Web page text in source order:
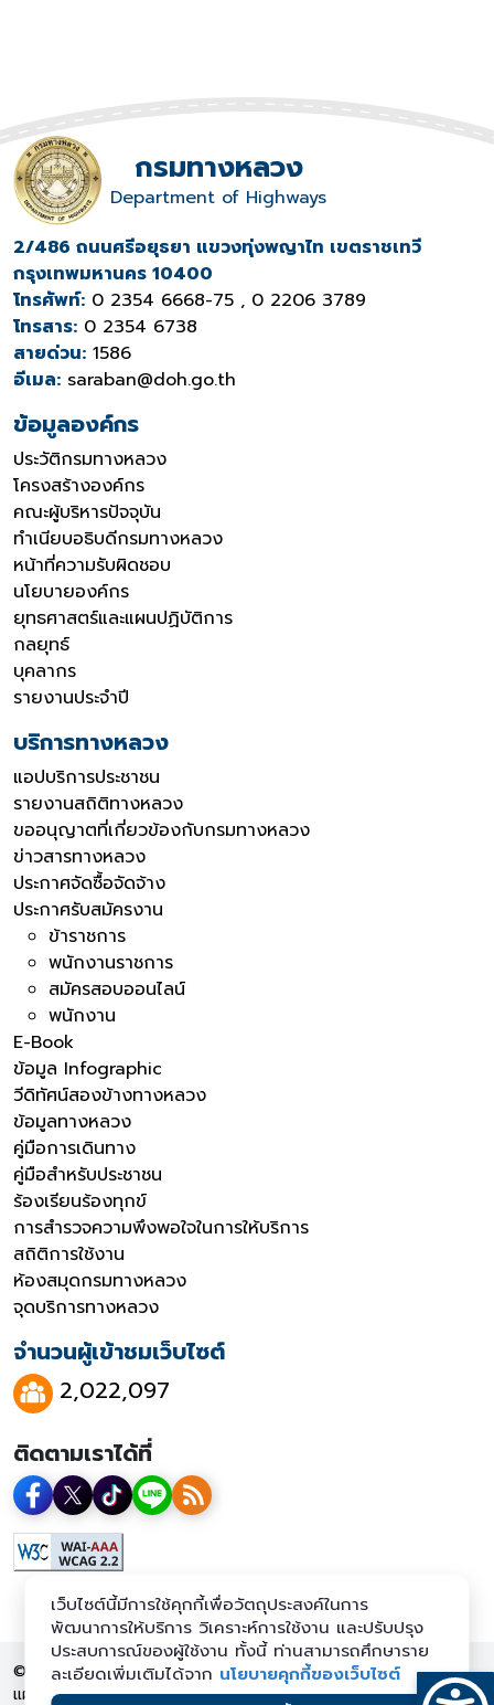
กรมทางหลวง
Department of Highways
2/486 ถนนศรีอยุธยา แขวงทุ่งพญาไท เขตราชเทวี
กรุงเทพมหานคร 10400
โทรศัพท์: 0 2354 6668-75 , 0 2206 3789
โทรสาร: 0 2354 6738
สายด่วน: 1586
อีเมล: saraban@doh.go.th
ข้อมูลองค์กร
ประวัติกรมทางหลวง
โครงสร้างองค์กร
คณะผู้บริหารปัจจุบัน
ทำเนียบอธิบดีกรมทางหลวง
หน้าที่ความรับผิดชอบ
นโยบายองค์กร
ยุทธศาสตร์และแผนปฏิบัติการ
กลยุทธ์
บุคลากร
รายงานประจำปี
บริการทางหลวง
แอปบริการประชาชน
รายงานสถิติทางหลวง
ขออนุญาตที่เกี่ยวข้องกับกรมทางหลวง
ข่าวสารทางหลวง
ประกาศจัดซื้อจัดจ้าง
ประกาศรับสมัครงาน
ข้าราชการ
พนักงานราชการ
สมัครสอบออนไลน์
พนักงาน
E-Book
ข้อมูล Infographic
วีดิทัศน์สองข้างทางหลวง
ข้อมูลทางหลวง
คู่มือการเดินทาง
คู่มือสำหรับประชาชน
ร้องเรียนร้องทุกข์
การสำรวจความพึงพอใจในการให้บริการ
สถิติการใช้งาน
ห้องสมุดกรมทางหลวง
จุดบริการทางหลวง
จำนวนผู้เข้าชมเว็บไซต์
2,022,097
ติดตามเราได้ที่
© 2569 กรมทางหลวง สงวนลิขสิทธิ์
แผนผังเว็บไซต์
นโยบายเว็บไซต์ นโยบายการคุ้มครองข้อมูลส่วน
เว็บไซต์นี้มีการใช้คุกกี้เพื่อวัตถุประสงค์ในการ
พัฒนาการให้บริการ วิเคราะห์การใช้งาน และปรับปรุง
ประสบการณ์ของผู้ใช้งาน ทั้งนี้ ท่านสามารถศึกษาราย
ละเอียดเพิ่มเติมได้จาก นโยบายคุกกี้ของเว็บไซต์